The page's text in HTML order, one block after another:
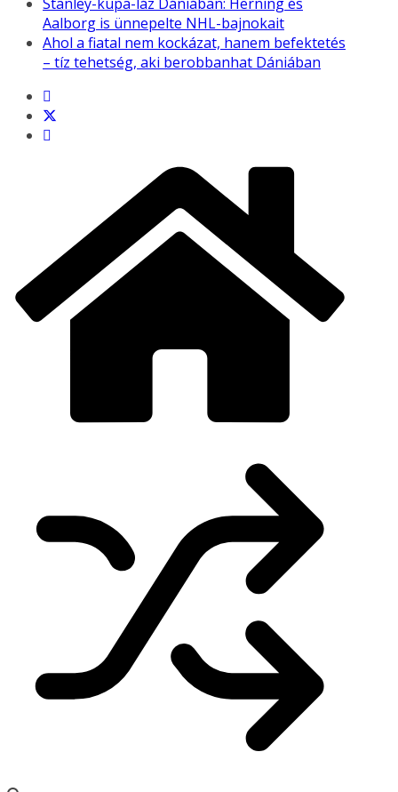
Aalborg is ünnepelte NHL-bajnokait
Ahol a fiatal nem kockázat, hanem befektetés
– tíz tehetség, aki berobbanhat Dániában